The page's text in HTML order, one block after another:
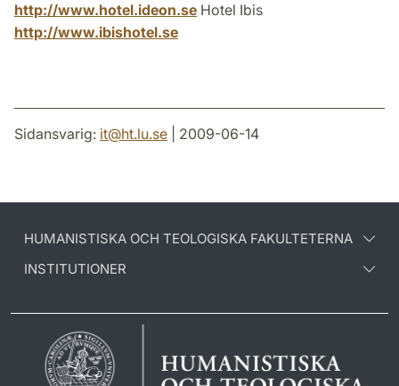
http://www.hotel.ideon.se Hotel Ibis
http://www.ibishotel.se
Sidansvarig: it@ht.lu.se | 2009-06-14
HUMANISTISKA OCH TEOLOGISKA FAKULTETERNA
INSTITUTIONER